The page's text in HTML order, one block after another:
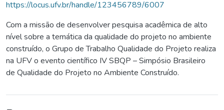
https://locus.ufv.br/handle/123456789/6007
Com a missão de desenvolver pesquisa acadêmica de alto
nível sobre a temática da qualidade do projeto no ambiente
construído, o Grupo de Trabalho Qualidade do Projeto realiza
na UFV o evento científico IV SBQP – Simpósio Brasileiro
de Qualidade do Projeto no Ambiente Construído.